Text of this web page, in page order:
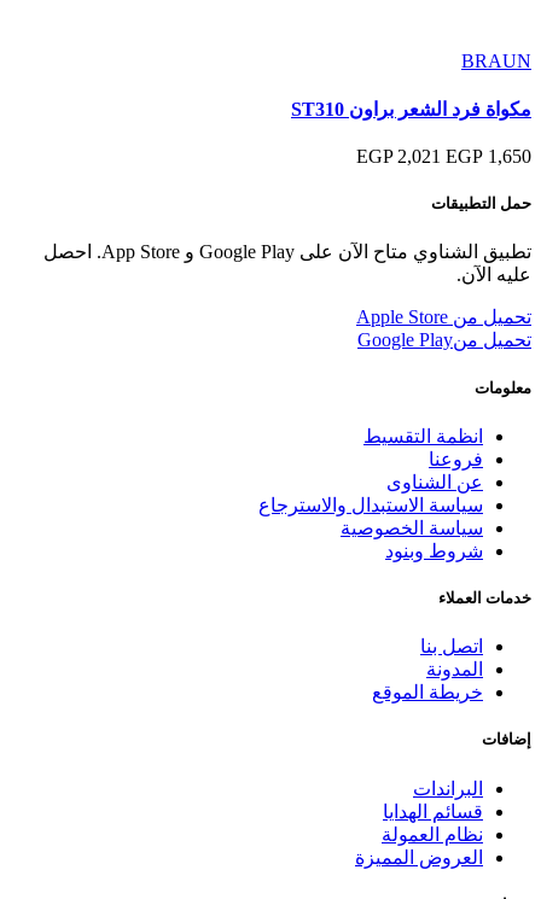
BRAUN
مكواة فرد الشعر براون ST310
1,650 EGP
2,021 EGP
حمل التطبيقات
تطبيق الشناوي متاح الآن على Google Play و App Store. احصل
عليه الآن.
تحميل من Apple Store
تحميل منGoogle Play
معلومات
انظمة التقسيط
فروعنا
عن الشناوى
سياسة الاستبدال والاسترجاع
سياسة الخصوصية
شروط وبنود
خدمات العملاء
اتصل بنا
المدونة
خريطة الموقع
إضافات
البراندات
قسائم الهدايا
نظام العمولة
العروض المميزة